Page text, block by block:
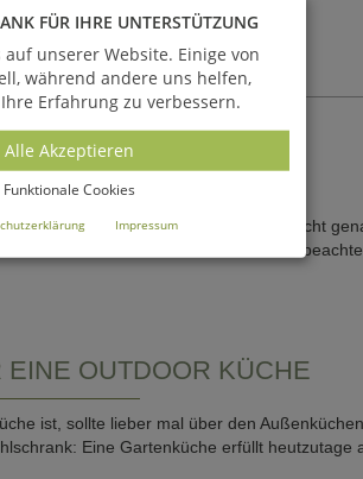
KÜCHEN
und funktionale Outdoor Küche vielleicht
Grillrunde. Was es dabei zu
EINE OUTDOOR KÜCHE
ist, sollte lieber mal über den
Eine Gartenküche erfüllt
FÜR IHRE UNTERSTÜTZUNG
unserer Website. Einige von
während andere uns helfen,
Erfahrung zu verbessern.
Alle Akzeptieren
Funktionale Cookies
Impressum